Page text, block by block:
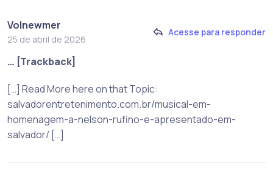
Volnewmer
25 de abril de 2026
Acesse para responder
… [Trackback]
[…] Read More here on that Topic:
salvadorentretenimento.com.br/musical-em-
homenagem-a-nelson-rufino-e-apresentado-em-
salvador/ […]